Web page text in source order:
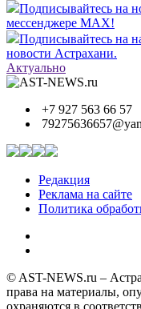
Подписывайтесь на
мессенджере MAX!
Подписывайтесь на
новости Астрахани.
Актуально
+7 927 563 66 57
Редакция
Реклама на сайте
Политика
© AST-NEWS.ru –
права на материалы,
охраняются в